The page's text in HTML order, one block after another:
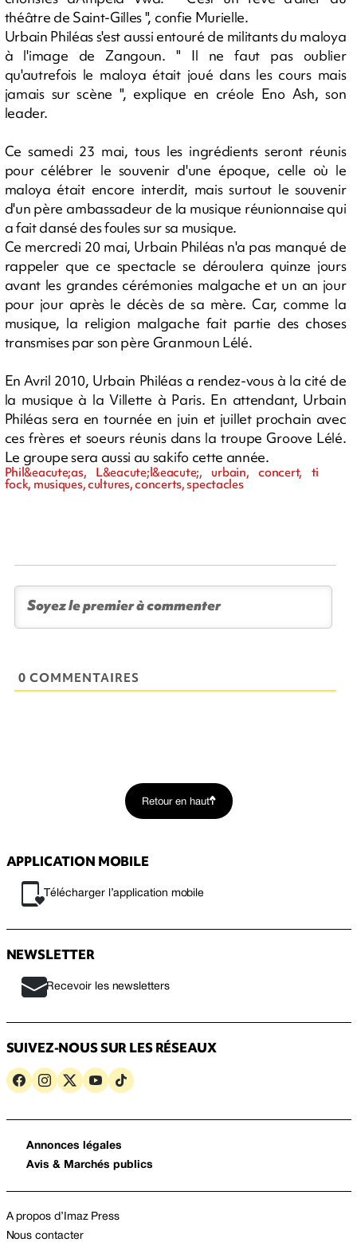
théâtre de Saint-Gilles ", confie Murielle.
Urbain Philéas s'est aussi entouré de militants du maloya
à l'image de Zangoun. " Il ne faut pas oublier
qu'autrefois le maloya était joué dans les cours mais
jamais sur scène ", explique en créole Eno Ash, son
leader.
Ce samedi 23 mai, tous les ingrédients seront réunis
pour célébrer le souvenir d'une époque, celle où le
maloya était encore interdit, mais surtout le souvenir
d'un père ambassadeur de la musique réunionnaise qui
a fait dansé des foules sur sa musique.
Ce mercredi 20 mai, Urbain Philéas n'a pas manqué de
rappeler que ce spectacle se déroulera quinze jours
avant les grandes cérémonies malgache et un an jour
pour jour après le décès de sa mère. Car, comme la
musique, la religion malgache fait partie des choses
transmises par son père Granmoun Lélé.
En Avril 2010, Urbain Philéas a rendez-vous à la cité de
la musique à la Villette à Paris. En attendant, Urbain
Philéas sera en tournée en juin et juillet prochain avec
ces frères et soeurs réunis dans la troupe Groove Lélé.
Le groupe sera aussi au sakifo cette année.
Phil&eacute;as, L&eacute;l&eacute;, urbain, concert, ti
fock, musiques, cultures, concerts, spectacles
0 COMMENTAIRES
Retour en haut
APPLICATION MOBILE
Télécharger l’application mobile
NEWSLETTER
Recevoir les newsletters
SUIVEZ-NOUS SUR LES RÉSEAUX
Annonces légales
Avis & Marchés publics
A propos d’Imaz Press
Nous contacter